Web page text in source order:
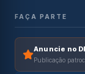
FAÇA PARTE
Anuncie no
Publicação